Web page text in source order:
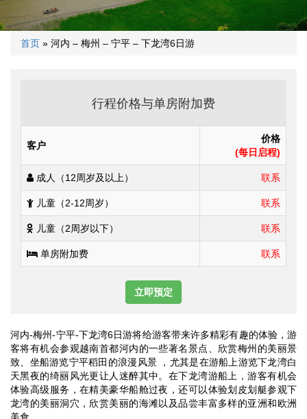
首页 » 河内 – 梅州 – 宁平 – 下龙湾6日游
行程价格与单房附加费
客户
价格
(每日启程)
成人（12周岁及以上） 联系
儿童（2-12周岁） 联系
儿童（2周岁以下） 联系
单房附加费 联系
立即预定
河内-梅州-宁平-下龙湾6日游将给游客带来许多精彩有趣的体验，游
客将有机会参观越南首都河内的一些著名景点、欣赏梅州的美丽景
致、坐船游览宁平稻田的浪漫风景 ，尤其是在游船上游览下龙湾白
天黑夜的绮丽风光更让人迷醉其中。在下龙湾游船上，游客有机会
体验高级服务，在精美豪华船舱过夜，还可以体验划皮划艇参观下
龙湾的美丽洞穴，欣赏美丽的海滩以及品尝丰富多样的亚洲和欧洲